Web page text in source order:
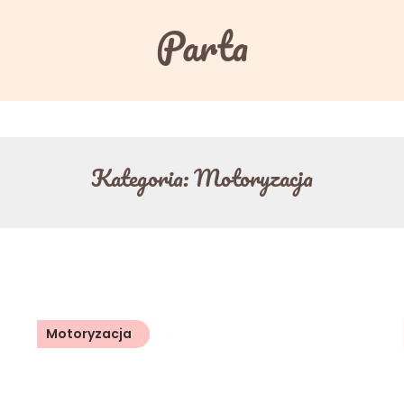
Parta
Kategoria:Motoryzacja
Motoryzacja